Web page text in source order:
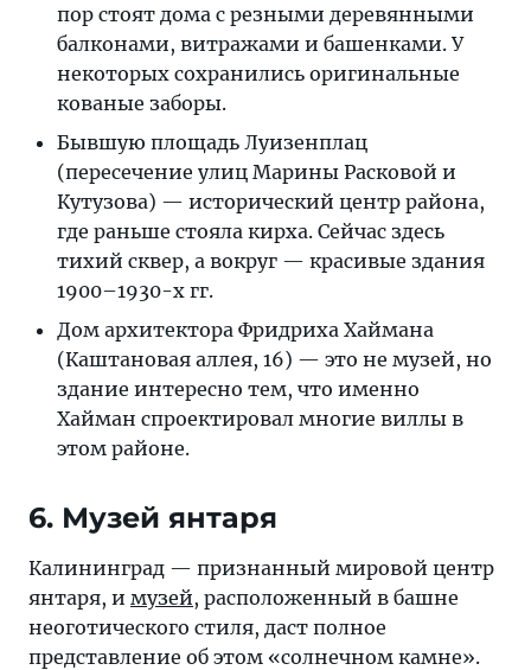
пор стоят дома с резными деревянными
балконами, витражами и башенками. У
некоторых сохранились оригинальные
кованые заборы.
Бывшую площадь Луизенплац
(пересечение улиц Марины Расковой и
Кутузова) — исторический центр района,
где раньше стояла кирха. Сейчас здесь
тихий сквер, а вокруг — красивые здания
1900–1930-х гг.
Дом архитектора Фридриха Хаймана
(Каштановая аллея, 16) — это не музей, но
здание интересно тем, что именно
Хайман спроектировал многие виллы в
этом районе.
6. Музей янтаря
Калининград — признанный мировой центр
янтаря, и музей, расположенный в башне
неоготического стиля, даст полное
представление об этом «солнечном камне».